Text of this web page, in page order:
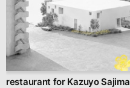
restaurant for Kazuyo Sajima